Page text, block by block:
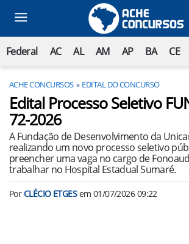
Federal AC AL AM AP BA CE
ACHE CONCURSOS EDITAL DO CONCURSO
Edital Processo Seletivo
72-2026
A Fundação de Desenvolvimento da
realizando um novo processo seletivo
preencher uma vaga no cargo de
trabalhar no Hospital Estadual Sumaré.
PorCLÉCIO ETGESem 01/07/2026 09:22